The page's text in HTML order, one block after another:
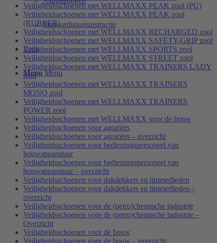
Vervaardigingsinstructie
Zoek
Menu Menu
Veiligheidsschoenen met WELLMAXX PEAK zool (PU)
Veiligheidsschoenen met WELLMAXX PEAK zool
(RUBBER)
Veiligheidsschoenen met WELLMAXX RECHARGED zool
Veiligheidsschoenen met WELLMAXX SAFETY-GRIP zool
Veiligheidsschoenen met WELLMAXX SPORTS zool
Veiligheidsschoenen met WELLMAXX STREET zool
Veiligheidsschoenen met WELLMAXX TRAINERS LADY
zool
Veiligheidsschoenen met WELLMAXX TRAINERS
MONO zool
Veiligheidsschoenen met WELLMAXX TRAINERS
POWER zool
Veiligheidsschoenen met WELLMAXX voor de bouw
Veiligheidsschoenen voor agrariërs
Veiligheidsschoenen voor agrariërs – overzicht
Veiligheidsschoenen voor bedieningspersoneel van
bouwapparatuur
Veiligheidsschoenen voor bedieningspersoneel van
bouwapparatuur – overzicht
Veiligheidsschoenen voor dakdekkers en timmerlieden
Veiligheidsschoenen voor dakdekkers en timmerlieden –
overzicht
Veiligheidsschoenen voor de (petro)chemische industrie
Veiligheidsschoenen voor de (petro)chemische industrie –
Overzicht
Veiligheidsschoenen voor de bouw
Veiligheidsschoenen voor de bouw – overzicht